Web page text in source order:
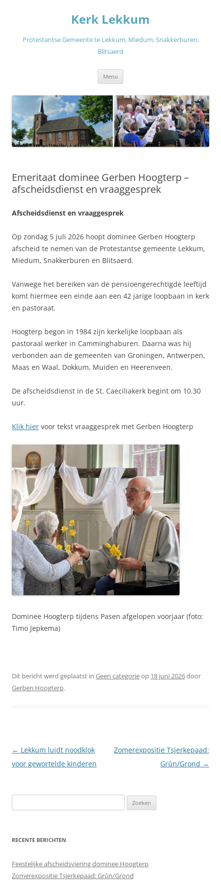
Kerk Lekkum
Protestantse Gemeente te Lekkum, Miedum, Snakkerburen,
Blitsaerd
Menu
Emeritaat dominee Gerben Hoogterp –
afscheidsdienst en vraaggesprek
Afscheidsdienst en vraaggesprek
Op zondag 5 juli 2026 hoopt dominee Gerben Hoogterp
afscheid te nemen van de Protestantse gemeente Lekkum,
Miedum, Snakkerburen en Blitsaerd.
Vanwege het bereiken van de pensioengerechtigde leeftijd
komt hiermee een einde aan een 42 jarige loopbaan in kerk
en pastoraat.
Hoogterp begon in 1984 zijn kerkelijke loopbaan als
pastoraal werker in Camminghaburen. Daarna was hij
verbonden aan de gemeenten van Groningen, Antwerpen,
Maas en Waal, Dokkum, Muiden en Heerenveen.
De afscheidsdienst in de St. Caeciliakerk begint om 10.30
uur.
Klik hier voor tekst vraaggesprek met Gerben Hoogterp
Dominee Hoogterp tijdens Pasen afgelopen voorjaar (foto:
Timo Jepkema)
Dit bericht werd geplaatst in Geen categorieop 18 juni 2026door
Gerben Hoogterp.
Berichtnavigatie
← Lekkum luidt noodklok
voor gewortelde kinderen
Zomerexpositie Tsjerkepaad:
Grûn/Grond →
naar:
RECENTE BERICHTEN
Feestelijke afscheidsviering dominee Hoogterp
Zomerexpositie Tsjerkepaad: Grûn/Grond